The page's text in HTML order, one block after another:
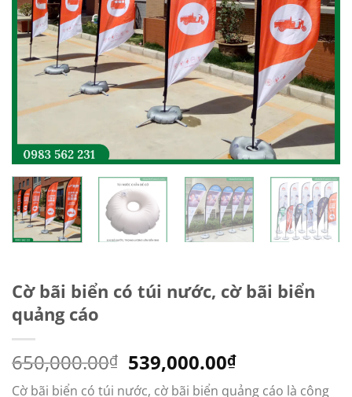
Cờ bãi biển có túi nước, cờ bãi biển
quảng cáo
650,000.00₫ Giá
gốc
539,000.00₫Giá
hiện
Cờ bãi biển có túi nước, cờ bãi biển quảng cáo là công